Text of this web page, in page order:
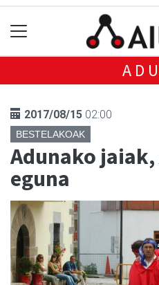
2017/08/15 02:00
BESTELAKOAK
Adunako
eguna